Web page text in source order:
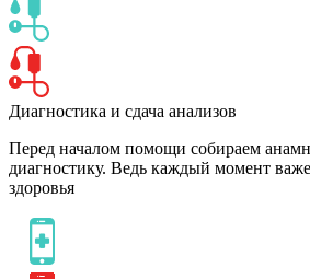
Диагностика и сдача анализов
Перед началом помощи собираем
диагностику. Ведь каждый момент
здоровья